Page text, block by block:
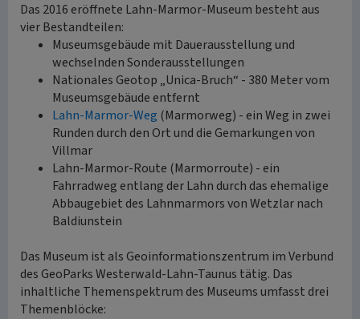
Das 2016 eröffnete Lahn-Marmor-Museum besteht aus
vier Bestandteilen:
Museumsgebäude mit Dauerausstellung und
wechselnden Sonderausstellungen
Nationales Geotop „Unica-Bruch“ - 380 Meter vom
Museumsgebäude entfernt
Lahn-Marmor-Weg (Marmorweg) - ein Weg in zwei
Runden durch den Ort und die Gemarkungen von
Villmar
Lahn-Marmor-Route (Marmorroute) - ein
Fahrradweg entlang der Lahn durch das ehemalige
Abbaugebiet des Lahnmarmors von Wetzlar nach
Baldiunstein
Das Museum ist als Geoinformationszentrum im Verbund
des GeoParks Westerwald-Lahn-Taunus tätig. Das
inhaltliche Themenspektrum des Museums umfasst drei
Themenblöcke: